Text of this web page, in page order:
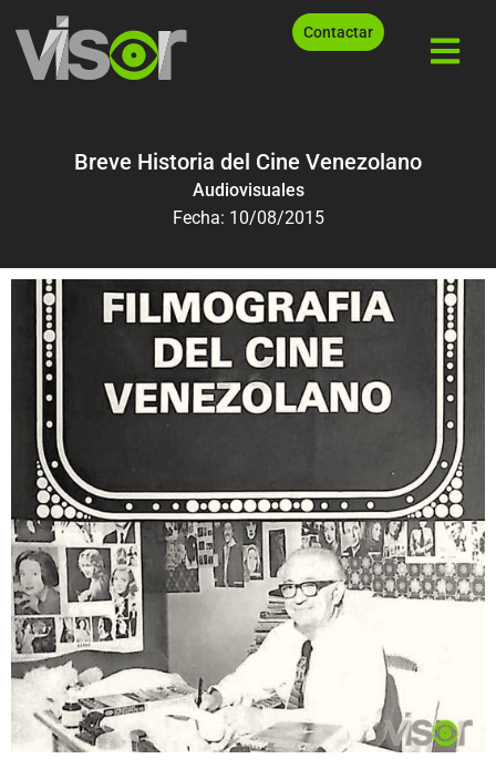
Contactar
Breve Historia del Cine Venezolano
Audiovisuales
Fecha: 10/08/2015